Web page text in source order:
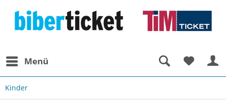
Menü
Kinder